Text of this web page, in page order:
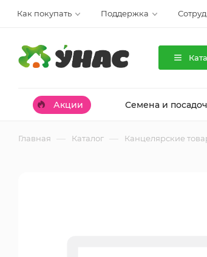
Как покупать Поддержка
Акции Семена и
Главная — Каталог — Канцелярские